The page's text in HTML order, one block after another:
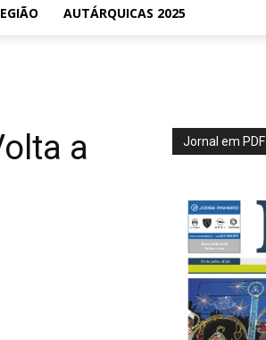
AUTÁRQUICAS 2025
a
Jornal em PDF